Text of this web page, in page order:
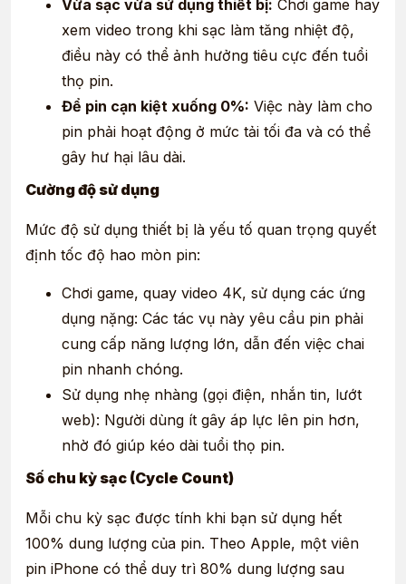
Vừa sạc vừa sử dụng thiết bị: Chơi game hay
xem video trong khi sạc làm tăng nhiệt độ,
điều này có thể ảnh hưởng tiêu cực đến tuổi
thọ pin.
Để pin cạn kiệt xuống 0%: Việc này làm cho
pin phải hoạt động ở mức tải tối đa và có thể
gây hư hại lâu dài.
Cường độ sử dụng
Mức độ sử dụng thiết bị là yếu tố quan trọng quyết
định tốc độ hao mòn pin:
Chơi game, quay video 4K, sử dụng các ứng
dụng nặng: Các tác vụ này yêu cầu pin phải
cung cấp năng lượng lớn, dẫn đến việc chai
pin nhanh chóng.
Sử dụng nhẹ nhàng (gọi điện, nhắn tin, lướt
web): Người dùng ít gây áp lực lên pin hơn,
nhờ đó giúp kéo dài tuổi thọ pin.
Số chu kỳ sạc (Cycle Count)
Mỗi chu kỳ sạc được tính khi bạn sử dụng hết
100% dung lượng của pin. Theo Apple, một viên
pin iPhone có thể duy trì 80% dung lượng sau